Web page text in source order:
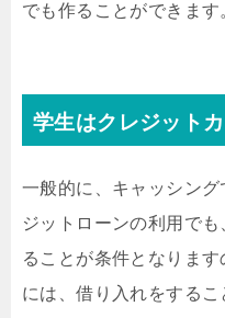
でも作ることができます
学生はクレジット
一般的に、キャッシン
ジットローンの利用で
ることが条件となりま
には、借り入れをする